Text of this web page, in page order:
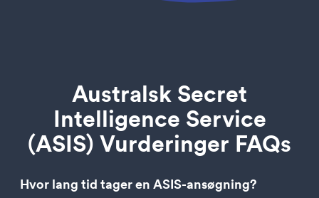
Australsk Secret
Intelligence Service
(ASIS) Vurderinger FAQs
Hvor lang tid tager en ASIS-ansøgning?